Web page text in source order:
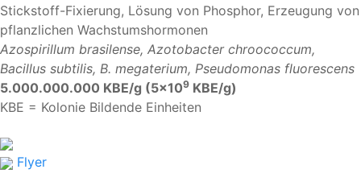
Stickstoff-Fixierung, Lösung von Phosphor, Erzeugung von
pflanzlichen Wachstumshormonen
Azospirillum brasilense, Azotobacter chroococcum,
Bacillus subtilis, B. megaterium, Pseudomonas fluorescens
5.000.000.000 KBE/g (5×109 KBE/g)
KBE = Kolonie Bildende Einheiten
Flyer